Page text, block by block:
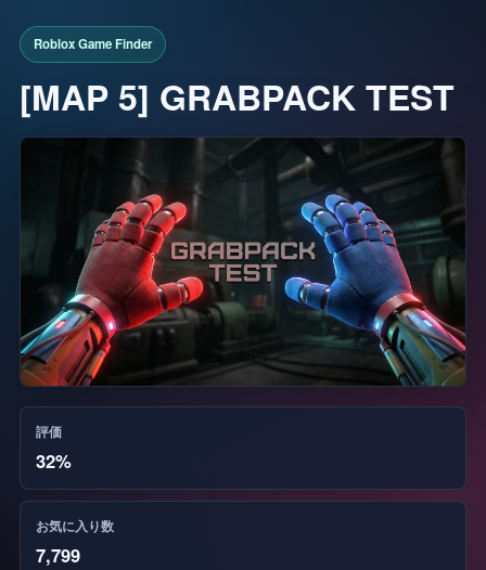
[MAP 5] GRABPACK TEST
評価
32%
お気に入り数
7,799